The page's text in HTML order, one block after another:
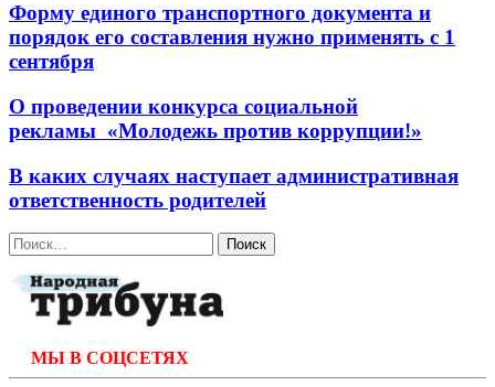
Форму единого транспортного документа и
порядок его составления нужно применять с 1
сентября
О проведении конкурса социальной
рекламы «Молодежь против коррупции!»
В каких случаях наступает административная
ответственность родителей
Найти:
МЫ В СОЦСЕТЯХ